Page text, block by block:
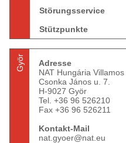
Störungsservice
Stützpunkte
Györ
Adresse
NAT Hungária
Csonka János u. 7.
H-9027 Györ
Tel. +36 96 526210
Fax +36 96 526211
Kontakt-Mail
nat.gyoer@nat.eu